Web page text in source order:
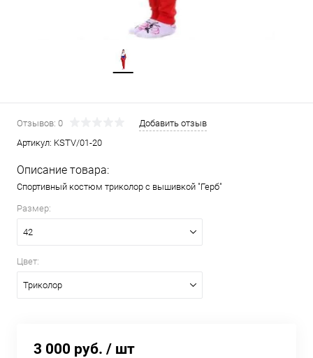
Отзывов: 0
Добавить отзыв
Артикул: KSTV/01-20
Описание товара:
Спортивный костюм триколор с вышивкой "Герб"
Размер:
42
Цвет:
Триколор
3 000 руб. / шт